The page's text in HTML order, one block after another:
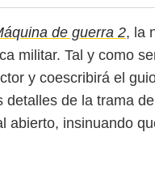
de guerra 2, la
militar. Tal y como
y coescribirá el
detalles de la trama
abierto, insinuando